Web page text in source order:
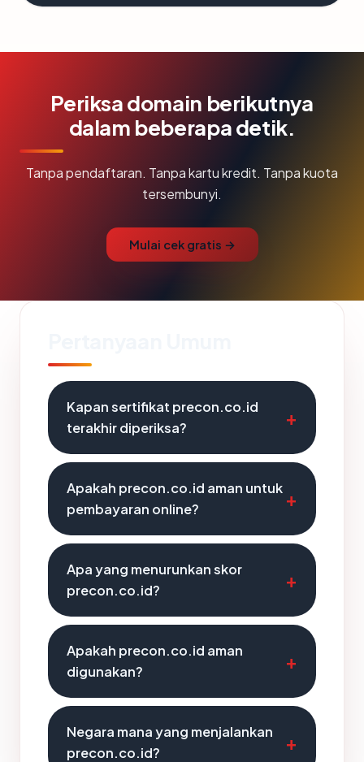
Periksa domain berikutnya
dalam beberapa detik.
Tanpa pendaftaran. Tanpa kartu kredit. Tanpa kuota
tersembunyi.
Mulai cek gratis →
Kapan sertifikat precon.co.id
terakhir diperiksa?
Apakah precon.co.id aman untuk
pembayaran online?
Apa yang menurunkan skor
precon.co.id?
Apakah precon.co.id aman
digunakan?
Negara mana yang menjalankan
precon.co.id?